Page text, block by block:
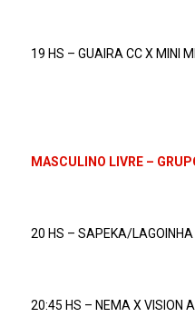
19 HS – GUAIRA CC X MINI
MASCULINO LIVRE –
20 HS – SAPEKA/LAGOINHA
20:45 HS – NEMA X VISION